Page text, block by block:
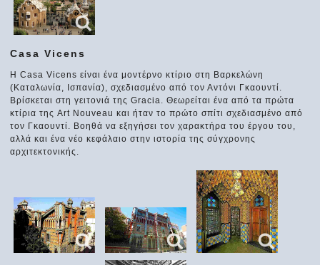
Casa Vicens
Η Casa Vicens είναι ένα μοντέρνο κτίριο στη Βαρκελώνη
(Καταλωνία, Ισπανία), σχεδιασμένο από τον Αντόνι Γκαουντί.
Βρίσκεται στη γειτονιά της Gracia. Θεωρείται ένα από τα πρώτα
κτίρια της Art Nouveau και ήταν το πρώτο σπίτι σχεδιασμένο από
τον Γκαουντί. Βοηθά να εξηγήσει τον χαρακτήρα του έργου του,
αλλά και ένα νέο κεφάλαιο στην ιστορία της σύγχρονης
αρχιτεκτονικής.